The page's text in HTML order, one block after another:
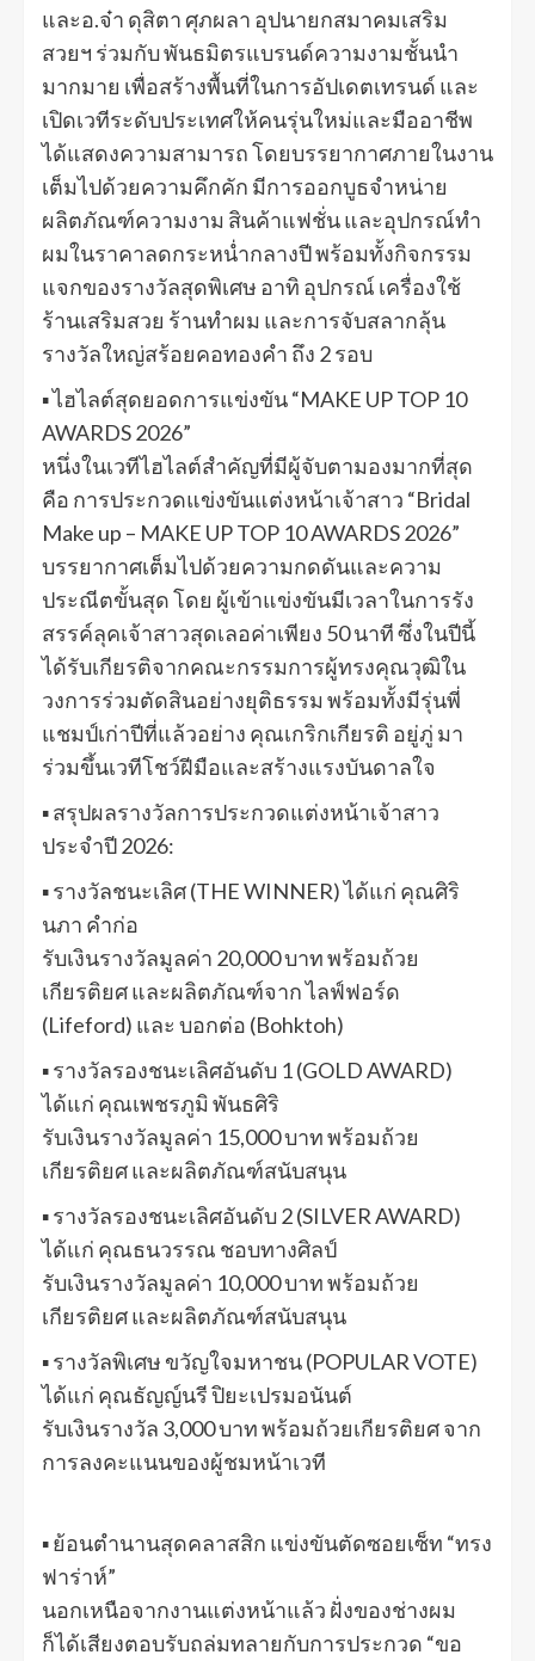
และอ.จ๋า ดุสิตา ศุภผลา อุปนายกสมาคมเสริม
สวยฯ ร่วมกับ พันธมิตรแบรนด์ความงามชั้นนำ
มากมาย เพื่อสร้างพื้นที่ในการอัปเดตเทรนด์ และ
เปิดเวทีระดับประเทศให้คนรุ่นใหม่และมืออาชีพ
ได้แสดงความสามารถ โดยบรรยากาศภายในงาน
เต็มไปด้วยความคึกคัก มีการออกบูธจำหน่าย
ผลิตภัณฑ์ความงาม สินค้าแฟชั่น และอุปกรณ์ทำ
ผมในราคาลดกระหน่ำกลางปี พร้อมทั้งกิจกรรม
แจกของรางวัลสุดพิเศษ อาทิ อุปกรณ์ เครื่องใช้
ร้านเสริมสวย ร้านทำผม และการจับสลากลุ้น
รางวัลใหญ่สร้อยคอทองคำ ถึง 2 รอบ
▪ ไฮไลต์สุดยอดการแข่งขัน “MAKE UP TOP 10
AWARDS 2026”
หนึ่งในเวทีไฮไลต์สำคัญที่มีผู้จับตามองมากที่สุด
คือ การประกวดแข่งขันแต่งหน้าเจ้าสาว “Bridal
Make up – MAKE UP TOP 10 AWARDS 2026”
บรรยากาศเต็มไปด้วยความกดดันและความ
ประณีตขั้นสุด โดย ผู้เข้าแข่งขันมีเวลาในการรัง
สรรค์ลุคเจ้าสาวสุดเลอค่าเพียง 50 นาที ซึ่งในปีนี้
ได้รับเกียรติจากคณะกรรมการผู้ทรงคุณวุฒิใน
วงการร่วมตัดสินอย่างยุติธรรม พร้อมทั้งมีรุ่นพี่
แชมป์เก่าปีที่แล้วอย่าง คุณเกริกเกียรติ อยู่ภู่ มา
ร่วมขึ้นเวทีโชว์ฝีมือและสร้างแรงบันดาลใจ
▪ สรุปผลรางวัลการประกวดแต่งหน้าเจ้าสาว
ประจำปี 2026:
▪ รางวัลชนะเลิศ (THE WINNER) ได้แก่ คุณศิริ
นภา คำก่อ
รับเงินรางวัลมูลค่า 20,000 บาท พร้อมถ้วย
เกียรติยศ และผลิตภัณฑ์จาก ไลฟ์ฟอร์ด
(Lifeford) และ บอกต่อ (Bohktoh)
▪ รางวัลรองชนะเลิศอันดับ 1 (GOLD AWARD)
ได้แก่ คุณเพชรภูมิ พันธศิริ
รับเงินรางวัลมูลค่า 15,000 บาท พร้อมถ้วย
เกียรติยศ และผลิตภัณฑ์สนับสนุน
▪ รางวัลรองชนะเลิศอันดับ 2 (SILVER AWARD)
ได้แก่ คุณธนวรรณ ชอบทางศิลป์
รับเงินรางวัลมูลค่า 10,000 บาท พร้อมถ้วย
เกียรติยศ และผลิตภัณฑ์สนับสนุน
▪ รางวัลพิเศษ ขวัญใจมหาชน (POPULAR VOTE)
ได้แก่ คุณธัญญ์นรี ปิยะเปรมอนันต์
รับเงินรางวัล 3,000 บาท พร้อมถ้วยเกียรติยศ จาก
การลงคะแนนของผู้ชมหน้าเวที
▪ ย้อนตำนานสุดคลาสสิก แข่งขันตัดซอยเซ็ท “ทรง
ฟาร่าห์”
นอกเหนือจากงานแต่งหน้าแล้ว ฝั่งของช่างผม
ก็ได้เสียงตอบรับถล่มทลายกับการประกวด “ขอ